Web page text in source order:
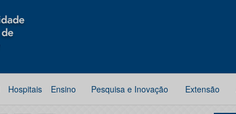
Hospitais Ensino Pesquisa e Inovação Extensão